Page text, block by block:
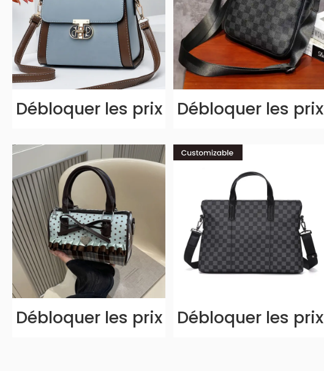
Débloquer les prix Débloquer les prix
Débloquer les prix Débloquer les prix